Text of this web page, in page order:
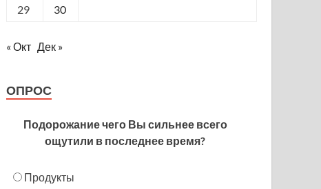
29
30
« Окт Дек »
ОПРОС
Подорожание чего Вы сильнее всего
ощутили в последнее время?
Продукты